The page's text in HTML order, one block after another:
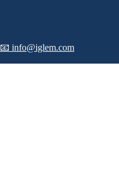
📧 info@iglem.com